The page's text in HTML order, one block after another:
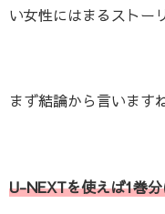
い女性にはまるストー
まず結論から言います
U-NEXTを使えば1巻